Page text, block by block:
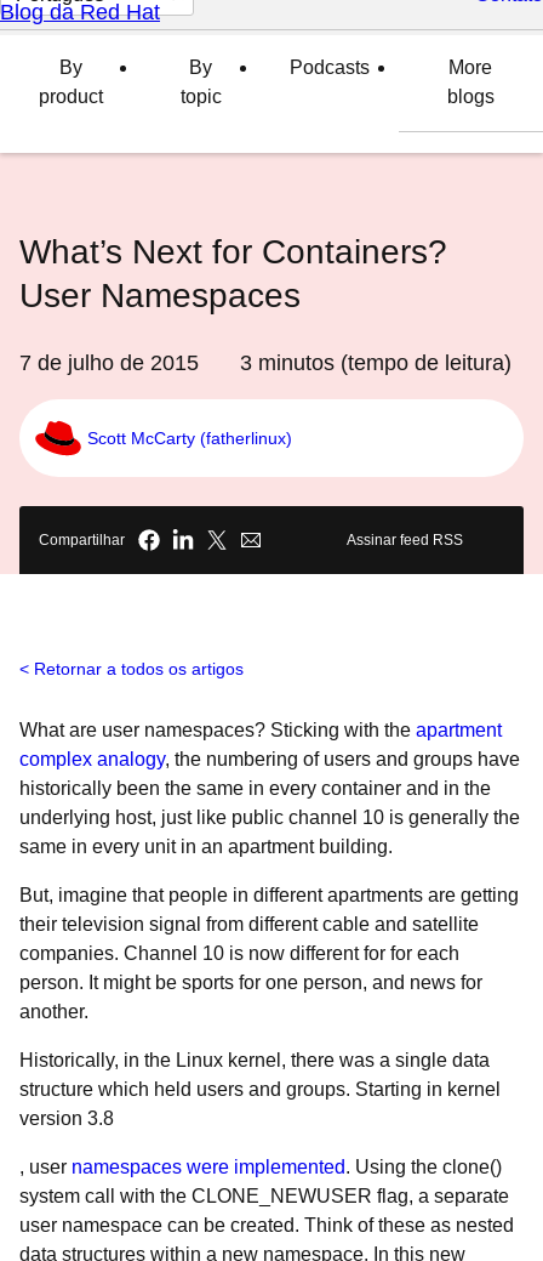
idioma
Blog da Red Hat
By
product
By
topic
Podcasts
More
blogs
What’s Next for Containers?
User Namespaces
7 de julho de 2015 3 minutos (tempo de leitura)
Scott McCarty (fatherlinux)
Compartilhar Assinar feed RSS
Retornar a todos os artigos
What are user namespaces? Sticking with the apartment
complex analogy, the numbering of users and groups have
historically been the same in every container and in the
underlying host, just like public channel 10 is generally the
same in every unit in an apartment building.
But, imagine that people in different apartments are getting
their television signal from different cable and satellite
companies. Channel 10 is now different for for each
person. It might be sports for one person, and news for
another.
Historically, in the Linux kernel, there was a single data
structure which held users and groups. Starting in kernel
version 3.8
, user namespaces were implemented. Using the clone()
system call with the CLONE_NEWUSER flag, a separate
user namespace can be created. Think of these as nested
data structures within a new namespace. In this new